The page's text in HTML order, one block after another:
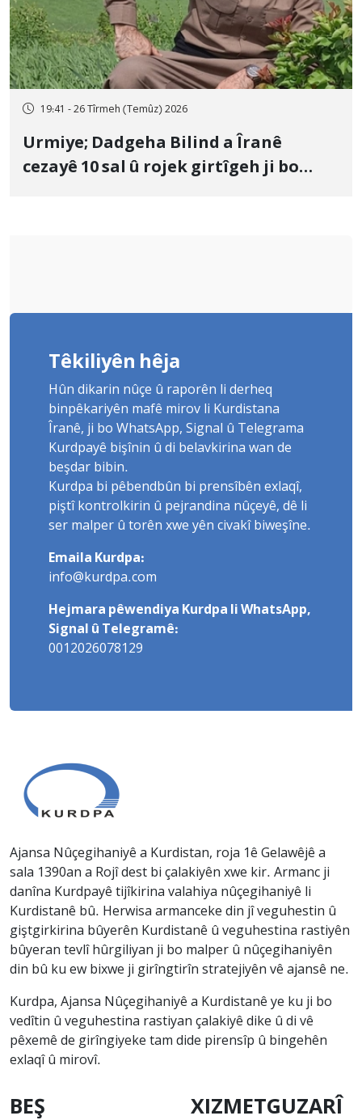
19:41 - 26 Tîrmeh (Temûz) 2026
Urmiye; Dadgeha Bilind a Îranê
cezayê 10 sal û rojek girtîgeh ji bo
Têkiliyên hêja
Hûn dikarin nûçe û raporên li derheq
binpêkariyên mafê mirov li Kurdistana
Îranê, ji bo WhatsApp, Signal û Telegrama
Kurdpayê bişînin û di belavkirina wan de
beşdar bibin.
Kurdpa bi pêbendbûn bi prensîbên exlaqî,
piştî kontrolkirin û pejrandina nûçeyê, dê li
ser malper û torên xwe yên civakî biweşîne.
Emaila Kurdpa:
info@kurdpa.com
Hejmara pêwendiya Kurdpa li WhatsApp,
Signal û Telegramê:
0012026078129
Ajansa Nûçegihaniyê a Kurdistan, roja 1ê Gelawêjê a
sala 1390an a Rojî dest bi çalakiyên xwe kir. Armanc ji
danîna Kurdpayê tijîkirina valahiya nûçegihaniyê li
Kurdistanê bû. Herwisa armanceke din jî veguhestin û
giştgirkirina bûyerên Kurdistanê û veguhestina rastiyên
bûyeran tevlî hûrgiliyan ji bo malper û nûçegihaniyên
din bû ku ew bixwe ji girîngtirîn stratejiyên vê ajansê ne.
Kurdpa, Ajansa Nûçegihaniyê a Kurdistanê ye ku ji bo
vedîtin û veguhestina rastiyan çalakiyê dike û di vê
pêxemê de girîngiyeke tam dide pirensîp û bingehên
exlaqî û mirovî.
BEŞ XIZMETGUZARÎ